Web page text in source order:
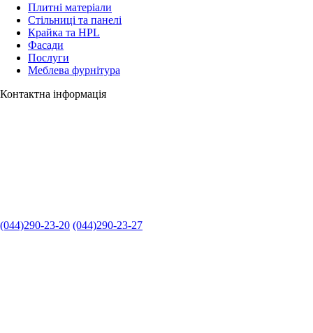
Плитні матеріали
Стільниці та панелі
Крайка та HPL
Фасади
Послуги
Меблева фурнітура
Контактна інформація
(044)290-23-20 (044)290-23-27